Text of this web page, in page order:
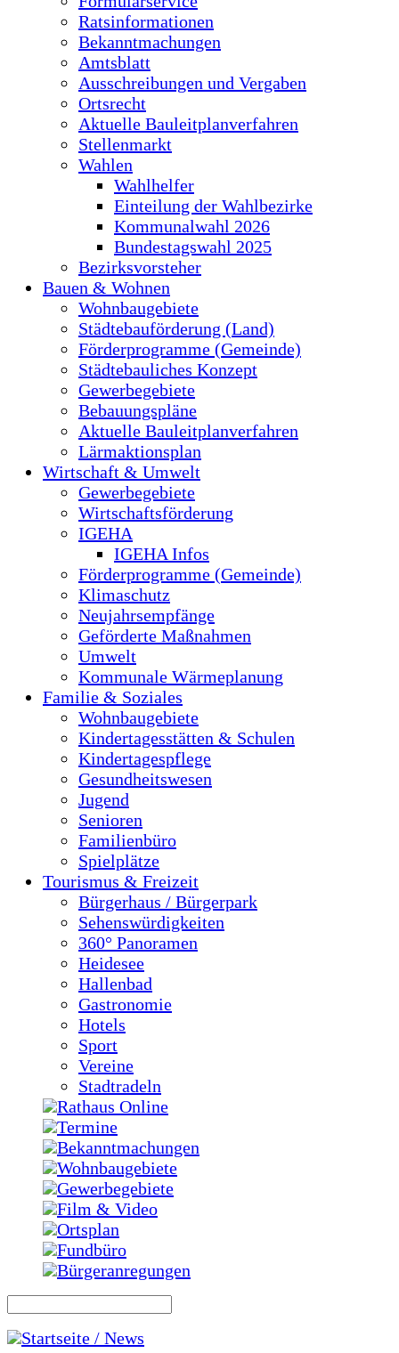
Ratsinformationen
Bekanntmachungen
Amtsblatt
Ausschreibungen und Vergaben
Ortsrecht
Aktuelle Bauleitplanverfahren
Stellenmarkt
Wahlen
Wahlhelfer
Einteilung der Wahlbezirke
Kommunalwahl 2026
Bundestagswahl 2025
Bezirksvorsteher
Bauen & Wohnen
Wohnbaugebiete
Städtebauförderung (Land)
Förderprogramme (Gemeinde)
Städtebauliches Konzept
Gewerbegebiete
Bebauungspläne
Aktuelle Bauleitplanverfahren
Lärmaktionsplan
Wirtschaft & Umwelt
Gewerbegebiete
Wirtschaftsförderung
IGEHA
IGEHA Infos
Förderprogramme (Gemeinde)
Klimaschutz
Neujahrsempfänge
Geförderte Maßnahmen
Umwelt
Kommunale Wärmeplanung
Familie & Soziales
Wohnbaugebiete
Kindertagesstätten & Schulen
Kindertagespflege
Gesundheitswesen
Jugend
Senioren
Familienbüro
Spielplätze
Tourismus & Freizeit
Bürgerhaus / Bürgerpark
Sehenswürdigkeiten
360° Panoramen
Heidesee
Hallenbad
Gastronomie
Hotels
Sport
Vereine
Stadtradeln
Rathaus Online
Termine
Bekanntmachungen
Wohnbaugebiete
Gewerbegebiete
Film & Video
Ortsplan
Fundbüro
Bürgeranregungen
Startseite / News